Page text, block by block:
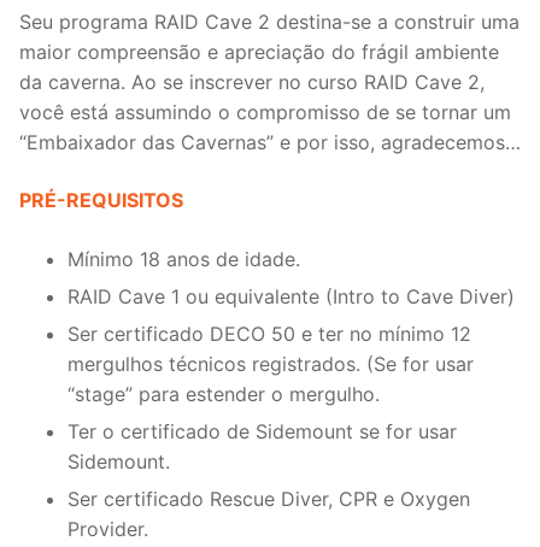
Seu programa RAID Cave 2 destina-se a construir uma
maior compreensão e apreciação do frágil ambiente
da caverna. Ao se inscrever no curso RAID Cave 2,
você está assumindo o compromisso de se tornar um
“Embaixador das Cavernas” e por isso, agradecemos…
PRÉ-REQUISITOS
Mínimo 18 anos de idade.
RAID Cave 1 ou equivalente (Intro to Cave Diver)
Ser certificado DECO 50 e ter no mínimo 12
mergulhos técnicos registrados. (Se for usar
“stage” para estender o mergulho.
Ter o certificado de Sidemount se for usar
Sidemount.
Ser certificado Rescue Diver, CPR e Oxygen
Provider.